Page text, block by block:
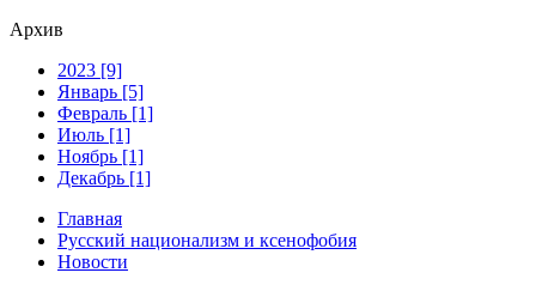
Архив
2023 [9]
Январь [5]
Февраль [1]
Июль [1]
Ноябрь [1]
Декабрь [1]
Главная
Русский национализм и ксенофобия
Новости